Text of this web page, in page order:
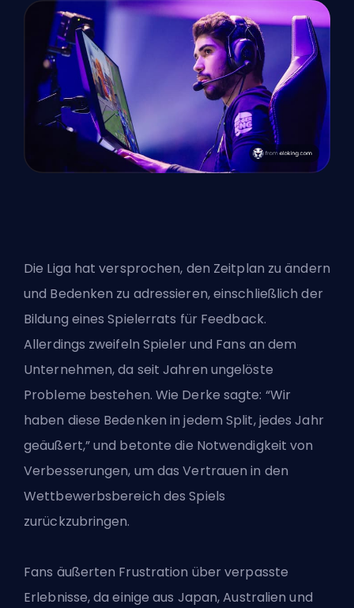
Die Liga hat versprochen, den Zeitplan zu ändern
und Bedenken zu adressieren, einschließlich der
Bildung eines Spielerrats für Feedback.
Allerdings zweifeln Spieler und Fans an dem
Unternehmen, da seit Jahren ungelöste
Probleme bestehen. Wie Derke sagte: “Wir
haben diese Bedenken in jedem Split, jedes Jahr
geäußert,” und betonte die Notwendigkeit von
Verbesserungen, um das Vertrauen in den
Wettbewerbsbereich des Spiels
zurückzubringen.
Fans äußerten Frustration über verpasste
Erlebnisse, da einige aus Japan, Australien und